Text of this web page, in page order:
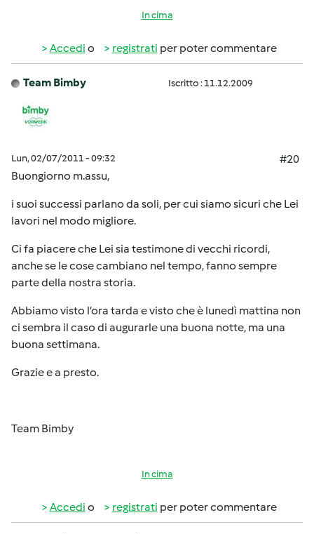
In cima
Accedi o registrati per poter commentare
Team Bimby Iscritto : 11.12.2009
Lun, 02/07/2011 - 09:32
#20
Buongiorno m.assu,
i suoi successi parlano da soli, per cui siamo sicuri che Lei
lavori nel modo migliore.
Ci fa piacere che Lei sia testimone di vecchi ricordi,
anche se le cose cambiano nel tempo, fanno sempre
parte della nostra storia.
Abbiamo visto l’ora tarda e visto che è lunedì mattina non
ci sembra il caso di augurarle una buona notte, ma una
buona settimana.
Grazie e a presto.
Team Bimby
In cima
Accedi o registrati per poter commentare